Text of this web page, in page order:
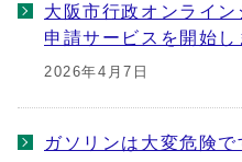
大阪市行政オンライ
申請サービスを開始し
2026年4月7日
ガソリンは大変危険で